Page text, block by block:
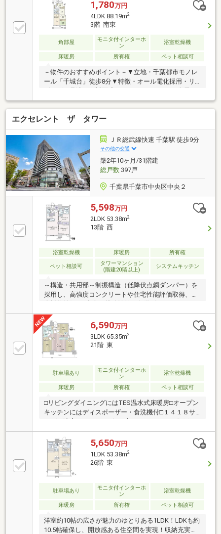
宅ローンに組み込むことが可能なサービス、それがや
どかリッチです。◆頭金０円でもＯＫ！（諸経費含
む）◆アフターサービス充実♪「どこの銀行がいい
の？疾病って何？ローン組めるかな？」わからないこ
とが多い家探しを丁寧にご説明致します♪物件の探し
方、ローンの組み方、知らないと損する税金のこと等
トータルでサポート致します！
1,780万円
4LDK 88.19m2
3階 南東
角部屋
モニタ付インターホ
ン
浴室乾燥機
床暖房 所有権 ペット相談可
－物件のおすすめポイント－▼立地・千葉都市モノレ
ール「千城台」徒歩8分▼特徴・オール電化採用・リ
ビングを見渡せる対面式キッチン・WICなど、全居
室・廊下に収納有・バルコニーの奥行きは約2m有・門
扉付の玄関ポーチでプライバシーに配慮・ペット飼育
可能(細則有)▼設備・床暖房(LD部分)・食洗機／IHク
ッキングヒーター・浴室暖房換気乾燥機・宅配ボック
ス▼周辺環境・千葉市立千城台東小学校 徒歩3分(約
230m)・ロピア千城台店 徒歩6分(約470m)■ ご希望の
住まい探しをお手伝いします ━━━━━・・・物件の
詳細・ご相談はお気軽にお問い合わせください。
エクセレント ザ タワー
ＪＲ総武線快速 千葉駅 徒歩9分
その他の交通
築2年10ヶ月/31階建
総戸数397戸
千葉県千葉市中央区中央２
5,598万円
2LDK 53.38m2
13階 西
浴室乾燥機 床暖房 所有権
ペット相談可
タワーマンション
(階建20階以上)
システムキッチン
～構造・共用部～制振構造（低降伏点鋼ダンパー）を
採用し、高強度コンクリートや住宅性能評価取得、劣
ン、顔認証オートロックを含むトリプルセキュリテ
ィ、フィットネスルームなど共用設備も充実。～専有
部分・仕様～ガスコンロ未使用（食洗機・ディスポー
ザー付）、TES温水式床暖房、浴室暖房乾燥機付の低
床ユニットバスを採用。玄関・トイレ・洗面床はタイ
ルへ変更し、タンクレストイレ（自動開閉機能付）を
採用。キッチン・洗面はフィオレストーンへグレード
アップ、水栓や浴室照明も上位仕様。リビングにはエ
コカラット、アクセントクロスを施工しております。
6,590万円
3LDK 65.35m2
21階 東
駐車場あり
モニタ付インターホ
ン
浴室乾燥機
床暖房 所有権 ペット相談可
□リビングダイニングにはTES温水式床暖房□オープン
キッチンにはディスポーザー・食洗機付□１４１８サ
□「エクセレントウォーター」で暮らしの水が全て浄
水に□シューズインクローゼット・ウォークインクロ
ーゼット等の豊富な収納□ハンドレスキー、顔認証解
錠採用□ホテルライクな内廊下設計□各階ゴミステーシ
ョン完備で２４時間ゴミ捨て可能（細則有）□不在時
に便利な宅配ボックス□制震構造□ライブラリーコーナ
ー・パーティルーム・キッズルーム・フィットネスル
ーム等の充実した共用施設□１階部分には２４時間営
業のスーパー（西友千葉中央店）
5,650万円
1LDK 53.38m2
26階 東
駐車場あり
モニタ付インターホ
ン
浴室乾燥機
床暖房 所有権 ペット相談可
洋室約10帖の広さが魅力のゆとりある1LDK！LDKも約
10.5帖確保し、開放感ある住空間を実現！収納充実で